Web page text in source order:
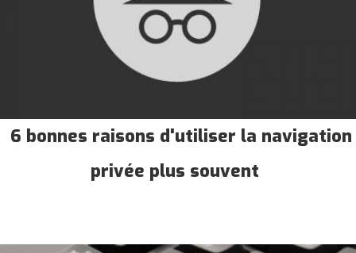
6 bonnes raisons d'utiliser la navigation
privée plus souvent